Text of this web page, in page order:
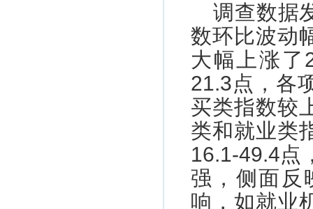
调查数据
数环比波动
大幅上涨了
21.3点，各
买类指数较
类和就业类
16.1-49.4点
强，侧面反
响，如就业